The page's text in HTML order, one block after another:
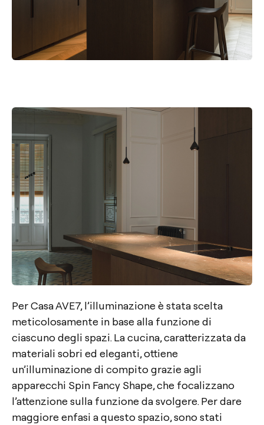
Per Casa AVE7, l’illuminazione è stata scelta
meticolosamente in base alla funzione di
ciascuno degli spazi. La cucina, caratterizzata da
materiali sobri ed eleganti, ottiene
un’illuminazione di compito grazie agli
apparecchi Spin Fancy Shape, che focalizzano
l’attenzione sulla funzione da svolgere. Per dare
maggiore enfasi a questo spazio, sono stati